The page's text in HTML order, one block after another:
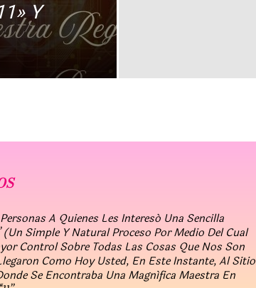
Y
A Quienes Les Interesó Una Sencilla
(un Simple Y Natural Proceso Por Medio Del Cual
Control Sobre Todas Las Cosas Que Nos Son
Como Hoy Usted, En Este Instante, Al Sitio
Se Encontraba Una Magnífica Maestra En